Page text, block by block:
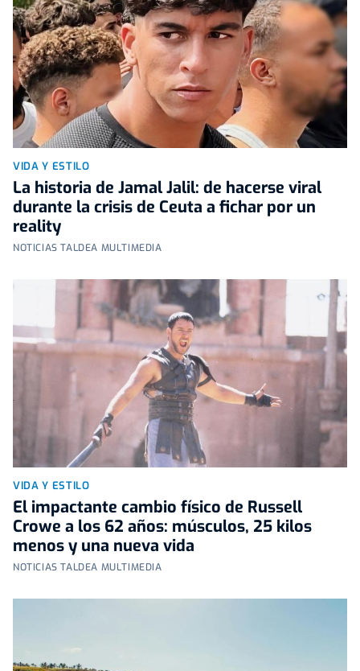
VIDA Y ESTILO
La historia de Jamal Jalil: de hacerse viral
durante la crisis de Ceuta a fichar por un
reality
NOTICIAS TALDEA MULTIMEDIA
VIDA Y ESTILO
El impactante cambio físico de Russell
Crowe a los 62 años: músculos, 25 kilos
menos y una nueva vida
NOTICIAS TALDEA MULTIMEDIA